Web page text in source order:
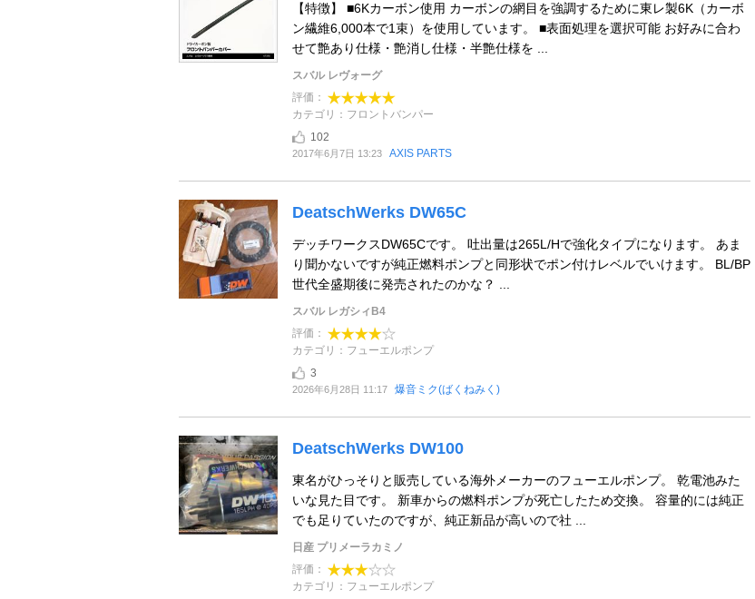
【特徴】 ■6Kカーボン使用 カーボンの網目を強調するために東レ製6K（カーボ
ン繊維6,000本で1束）を使用しています。 ■表面処理を選択可能 お好みに合わ
せて艶あり仕様・艶消し仕様・半艶仕様を ...
スバル レヴォーグ
評価：
カテゴリ：フロントバンパー
102
2017年6月7日 13:23 AXIS PARTS
DeatschWerks DW65C
デッチワークスDW65Cです。 吐出量は265L/Hで強化タイプになります。 あま
り聞かないですが純正燃料ポンプと同形状でポン付けレベルでいけます。 BL/BP
世代全盛期後に発売されたのかな？ ...
スバル レガシィB4
評価：
カテゴリ：フューエルポンプ
3
2026年6月28日 11:17 爆音ミク(ばくねみく)
DeatschWerks DW100
東名がひっそりと販売している海外メーカーのフューエルポンプ。 乾電池みた
いな見た目です。 新車からの燃料ポンプが死亡したため交換。 容量的には純正
でも足りていたのですが、純正新品が高いので社 ...
日産 プリメーラカミノ
評価：
カテゴリ：フューエルポンプ